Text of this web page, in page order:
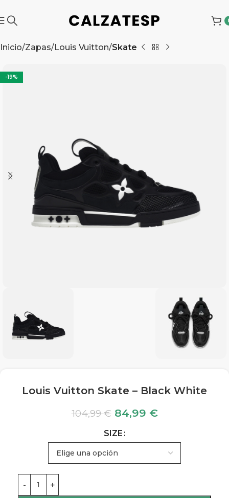
Inicio Zapas Louis Vuitton Skate
-19%
Louis Vuitton Skate – Black White
104,99€ 84,99 €
SIZE